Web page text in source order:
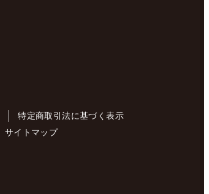
特定商取引法に基づく表示
サイトマップ